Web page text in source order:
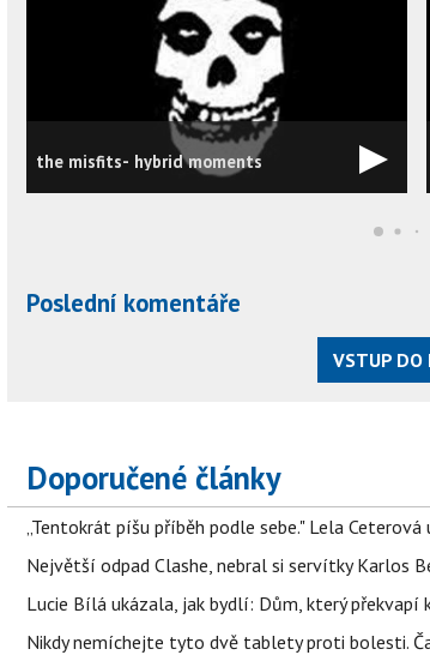
the misfits- hybrid moments
Poslední komentáře
VSTUP DO
Doporučené články
„Tentokrát píšu příběh podle sebe." Lela
Největší odpad Clashe, nebral si servítky Karlos
Lucie Bílá ukázala, jak bydlí: Dům, který překvapí
Nikdy nemíchejte tyto dvě tablety proti bolesti.